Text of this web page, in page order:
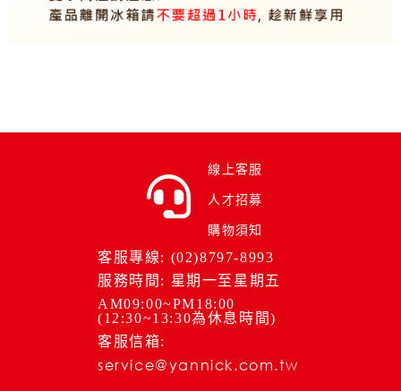
線上客服
人才招募
購物須知
客服專線: (02)8797-8993
服務時間: 星期一至星期五
AM09:00~PM18:00
(12:30~13:30為休息時間)
客服信箱:
service@yannick.com.tw